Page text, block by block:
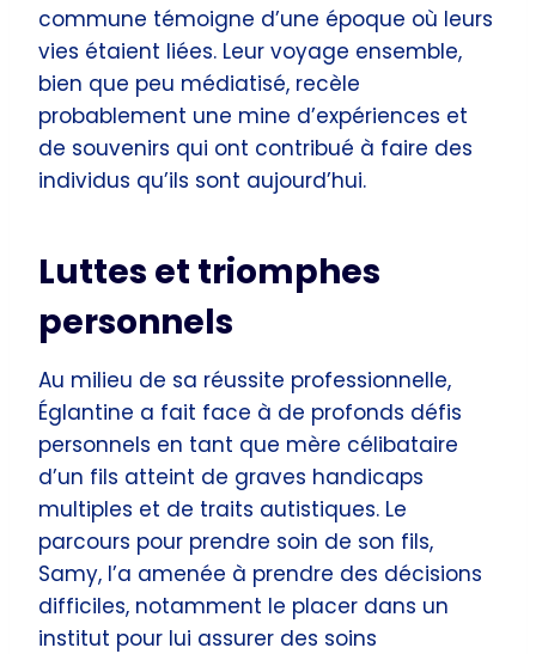
commune témoigne d’une époque où leurs
vies étaient liées. Leur voyage ensemble,
bien que peu médiatisé, recèle
probablement une mine d’expériences et
de souvenirs qui ont contribué à faire des
individus qu’ils sont aujourd’hui.
Luttes et triomphes
personnels
Au milieu de sa réussite professionnelle,
Églantine a fait face à de profonds défis
personnels en tant que mère célibataire
d’un fils atteint de graves handicaps
multiples et de traits autistiques. Le
parcours pour prendre soin de son fils,
Samy, l’a amenée à prendre des décisions
difficiles, notamment le placer dans un
institut pour lui assurer des soins